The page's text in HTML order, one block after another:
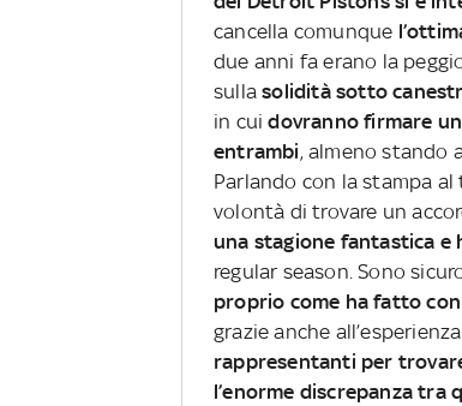
cancella comunque
due anni fa erano la
sullasolidità sotto
in cuidovranno firmare
entrambi, almeno stando
Parlando con la stampa
volontà di trovare un
una stagione fantastica
regular season. Sono
proprio come ha fatto
grazie anche
rappresentanti per
l’enorme discrepanza tra